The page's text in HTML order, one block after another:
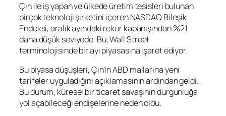
Çin ile iş yapan ve ülkede üretim tesisleri bulunan
birçok teknoloji şirketini içeren NASDAQ Bileşik
Endeksi, aralık ayındaki rekor kapanışından %21
daha düşük seviyede. Bu, Wall Street
terminolojisinde bir ayı piyasasına işaret ediyor.
Bu piyasa düşüşleri, Çin’in ABD mallarına yeni
tarifeler uyguladığını açıklamasının ardından geldi.
Bu durum, küresel bir ticaret savaşının durgunluğa
yol açabileceği endişelerine neden oldu.